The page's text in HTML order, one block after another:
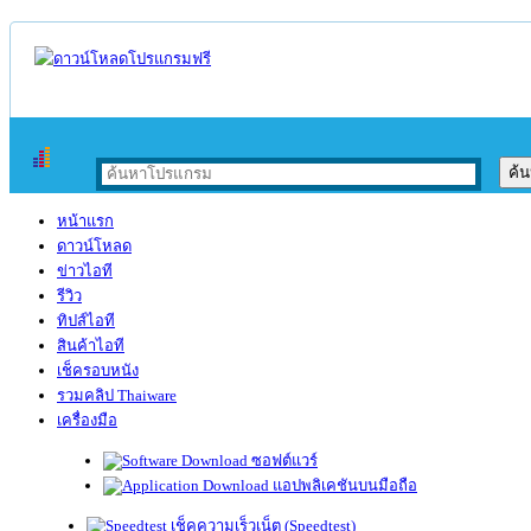
หน้าแรก
ดาวน์โหลด
ข่าวไอที
รีวิว
ทิปส์ไอที
สินค้าไอที
เช็ครอบหนัง
รวมคลิป Thaiware
เครื่องมือ
ซอฟต์แวร์
แอปพลิเคชันบนมือถือ
เช็คความเร็วเน็ต (Speedtest)